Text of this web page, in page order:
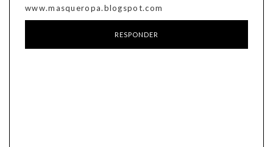
www.masqueropa.blogspot.com
RESPONDER